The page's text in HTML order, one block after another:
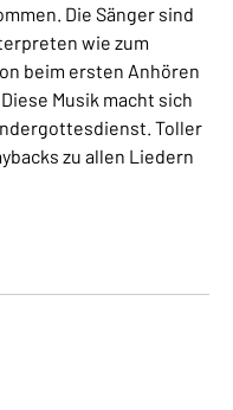
Die Sänger sind
wie zum
beim ersten Anhören
Musik macht sich
Toller
zu allen Liedern